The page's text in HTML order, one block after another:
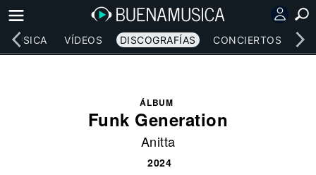
MÚSICA VÍDEOS DISCOGRAFÍAS CONCIERTOS
ÁLBUM
Funk Generation
Anitta
2024